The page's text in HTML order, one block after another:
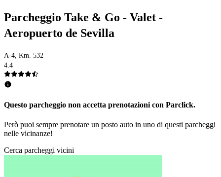
Parcheggio Take & Go - Valet -
Aeropuerto de Sevilla
A-4, Km. 532
4.4
Questo parcheggio non accetta prenotazioni con Parclick.
Però puoi sempre prenotare un posto auto in uno di questi parcheggi
nelle vicinanze!
Cerca parcheggi vicini